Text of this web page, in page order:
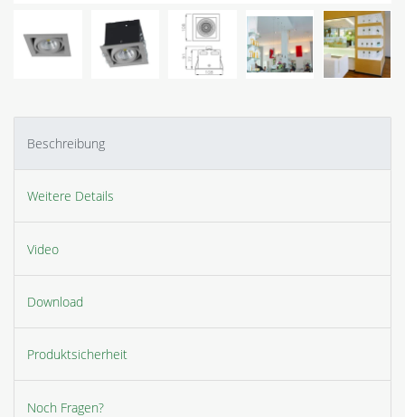
Beschreibung
Weitere Details
Video
Download
Produktsicherheit
Noch Fragen?